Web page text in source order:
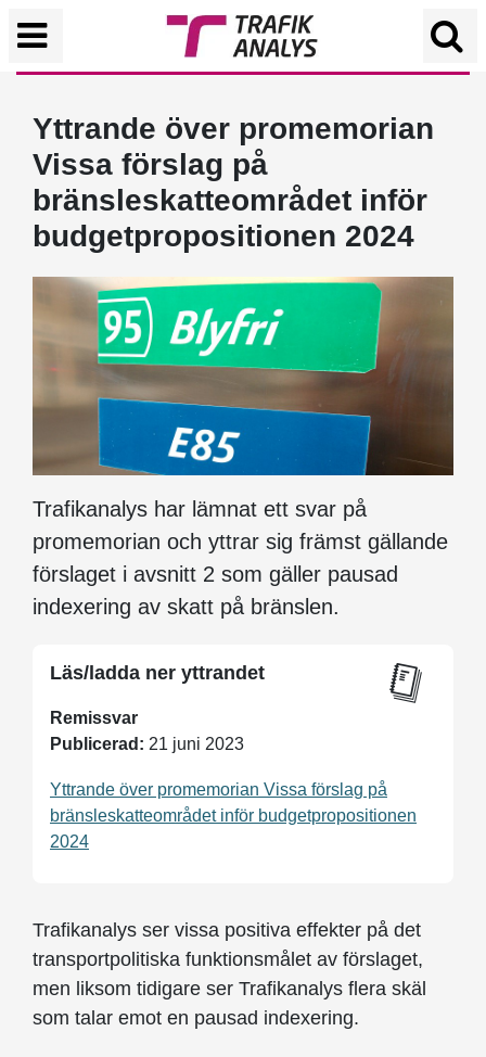
Yttrande över promemorian
Vissa förslag på
bränsleskatteområdet inför
budgetpropositionen 2024
Trafikanalys har lämnat ett svar på
promemorian och yttrar sig främst gällande
förslaget i avsnitt 2 som gäller pausad
indexering av skatt på bränslen.
Läs/ladda ner yttrandet
Remissvar
Publicerad: 21 juni 2023
Yttrande över promemorian Vissa förslag på
bränsleskatteområdet inför budgetpropositionen
2024
Trafikanalys ser vissa positiva effekter på det
transportpolitiska funktionsmålet av förslaget,
men liksom tidigare ser Trafikanalys flera skäl
som talar emot en pausad indexering.